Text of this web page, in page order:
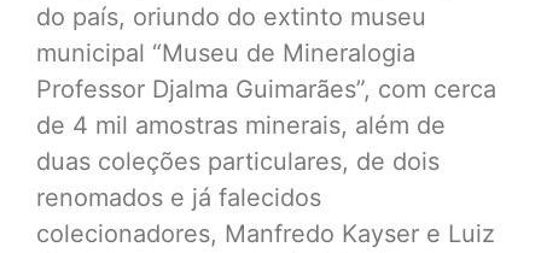
do país, oriundo do extinto museu
municipal “Museu de Mineralogia
Professor Djalma Guimarães”, com cerca
de 4 mil amostras minerais, além de
duas coleções particulares, de dois
renomados e já falecidos
colecionadores, Manfredo Kayser e Luiz